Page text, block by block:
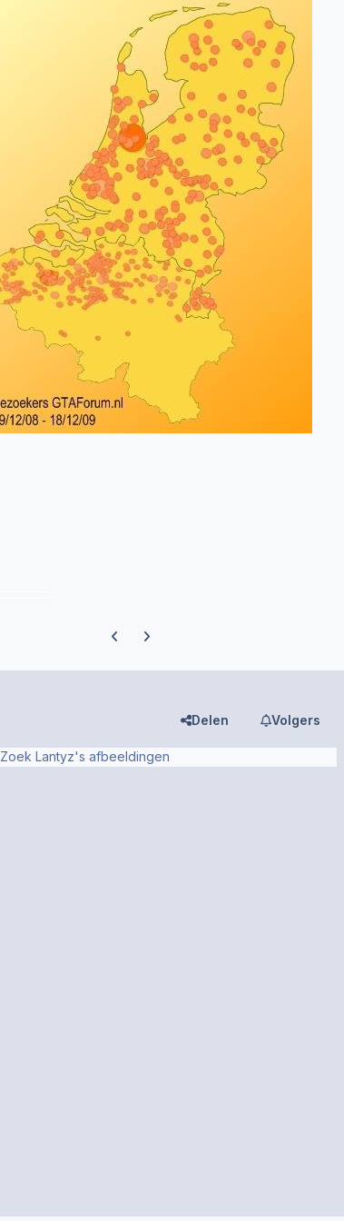
Previous carousel slide
Next carousel slide
Delen Volgers
Zoek Lantyz's afbeeldingen